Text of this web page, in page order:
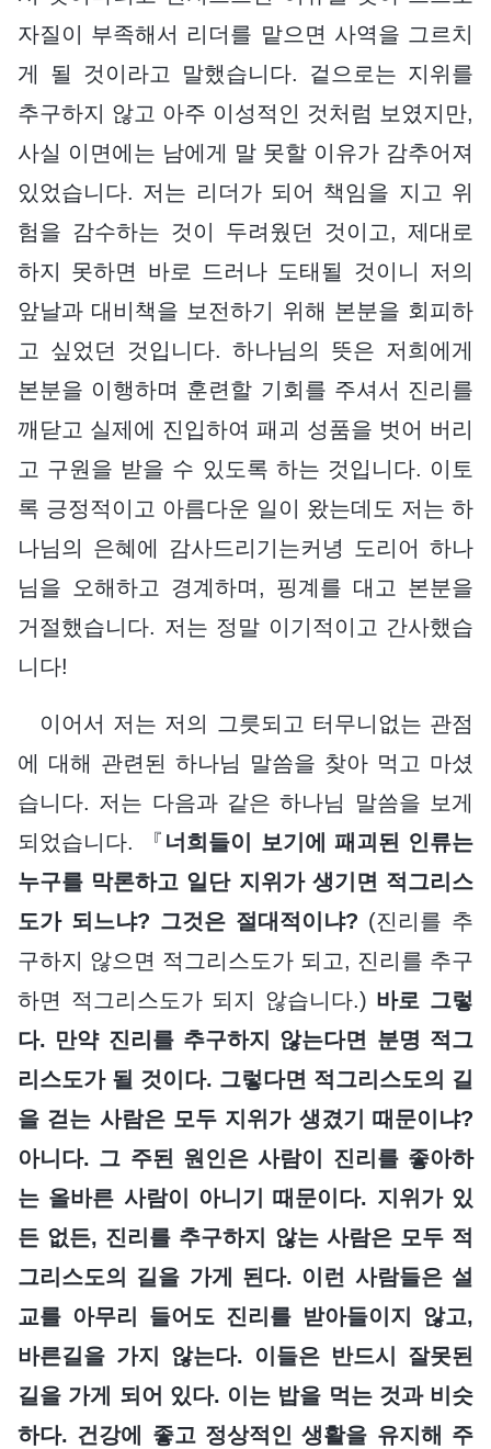
자질이 부족해서 리더를 맡으면 사역을 그르치
게 될 것이라고 말했습니다. 겉으로는 지위를
추구하지 않고 아주 이성적인 것처럼 보였지만,
사실 이면에는 남에게 말 못할 이유가 감추어져
있었습니다. 저는 리더가 되어 책임을 지고 위
험을 감수하는 것이 두려웠던 것이고, 제대로
하지 못하면 바로 드러나 도태될 것이니 저의
앞날과 대비책을 보전하기 위해 본분을 회피하
고 싶었던 것입니다. 하나님의 뜻은 저희에게
본분을 이행하며 훈련할 기회를 주셔서 진리를
깨닫고 실제에 진입하여 패괴 성품을 벗어 버리
고 구원을 받을 수 있도록 하는 것입니다. 이토
록 긍정적이고 아름다운 일이 왔는데도 저는 하
나님의 은혜에 감사드리기는커녕 도리어 하나
님을 오해하고 경계하며, 핑계를 대고 본분을
거절했습니다. 저는 정말 이기적이고 간사했습
니다!
이어서 저는 저의 그릇되고 터무니없는 관점
에 대해 관련된 하나님 말씀을 찾아 먹고 마셨
습니다. 저는 다음과 같은 하나님 말씀을 보게
되었습니다. 『 너희들이 보기에 패괴된 인류는
누구를 막론하고 일단 지위가 생기면 적그리스
도가 되느냐? 그것은 절대적이냐? (진리를 추
구하지 않으면 적그리스도가 되고, 진리를 추구
하면 적그리스도가 되지 않습니다.) 바로 그렇
다. 만약 진리를 추구하지 않는다면 분명 적그
리스도가 될 것이다. 그렇다면 적그리스도의 길
을 걷는 사람은 모두 지위가 생겼기 때문이냐?
아니다. 그 주된 원인은 사람이 진리를 좋아하
는 올바른 사람이 아니기 때문이다. 지위가 있
든 없든, 진리를 추구하지 않는 사람은 모두 적
그리스도의 길을 가게 된다. 이런 사람들은 설
교를 아무리 들어도 진리를 받아들이지 않고,
바른길을 가지 않는다. 이들은 반드시 잘못된
길을 가게 되어 있다. 이는 밥을 먹는 것과 비슷
하다. 건강에 좋고 정상적인 생활을 유지해 주